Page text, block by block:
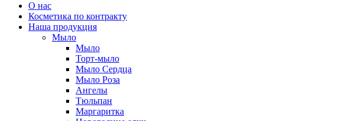
О нас
Косметика по контракту
Наша продукция
Мыло
Мыло
Торт-мыло
Мыло Сердца
Мыло Роза
Aнгелы
Tюльпан
Mаргаритка